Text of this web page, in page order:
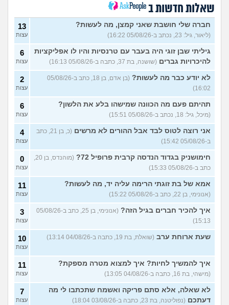
(רוויטל, בת 24)
14
עצות
בנות,אתן הייתן "מסדרות" את
אח שלכם במצב כזה?
(לוחם שקרוב ל'חרור, בן 21)
מסאג׳יסט מעורער
(מסאג׳יסט מעורער, בן 26)
4
עצות
אנחנו מקיימים יחסים עם
בגדים וזה לא מפריע לבעלי,
מה לעשות?
5
עצות
מחזור לאחר כמה שעות, זה
בטוח?
(שלומי, בן 21)
9
עצות
נשוי מפנטז על ליידיבויס
(מאטיטיהו, בן 37)
5
עצות
למישהו יש עצה איך לדכא את
החשק המיני?
עוד שאלות חדשות במדור
שאלות חדשות ב
חברה שלי חושבת שאני קמצן, מה לעשות?
(ליאור, גיל: 23, נכתב ב-05/08/26 16:22)
13
עצות
גיליתי שבן זוגי היה בעבר עם טרנסיות והיו לו אפליקציות
להיכרויות גברים (שושנה, בת 37, כתבה ב-05/08/26 16:13)
6
עצות
לא יודע כבר מה לעשות?
(בן אדם, בן 18, כתב ב-05/08/26
16:02)
2
עצות
תהיתם פעם מה הכוונה שמישהו בלע את הלשון?
(מיכל, גיל: 18, נכתב ב-05/08/26 15:51)
6
עצות
אני רוצה לטוס לבד אבל ההורים לא מרשים
(כ, בן 21, כתב
ב-05/08/26 15:42)
4
עצות
חימושניק בגדוד הנדסה קרבית פרופיל 72?
כתב ב-05/08/26 15:33)
0
עצות
אמא של בת זוגתי הרימה עליה יד, מה לעשות?
(אנונימי, בן 22, כתב ב-05/08/26 15:22)
11
עצות
איך להכיר חברים בגיל הזה?
(אנונימי, בן 25, כתב ב-05/08/26
15:13)
3
עצות
שעת ארוחת ערב (שואלת, בת 19, כתבה ב-04/08/26 13:14) 10
עצות
איך להמשיך לחיות? איך למצוא מטרה מספקת?
(מישהי, בת 16, כתבה ב-04/08/26 13:05)
11
עצות
לא שאלה, אלא סתם פריקה ואשמח שתכתבו לי מה
דעתכם (נפוליטנה, בת 23, כתבה ב-03/08/26 18:04)
7
עצות